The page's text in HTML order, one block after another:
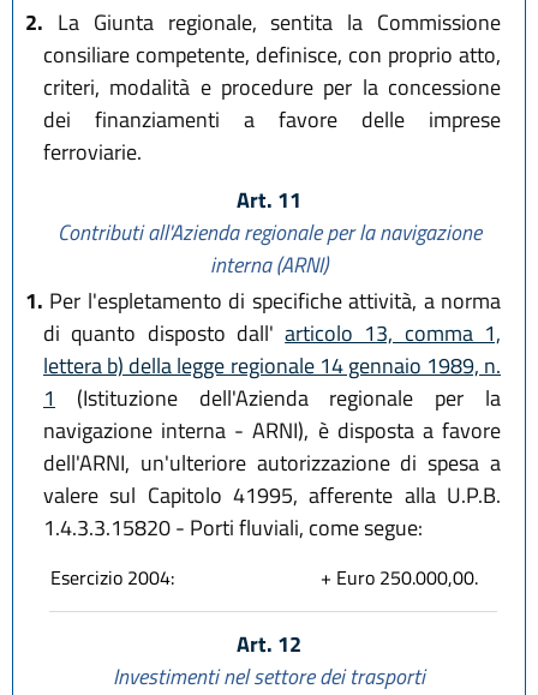
2. La Giunta regionale, sentita la Commissione
consiliare competente, definisce, con proprio atto,
criteri, modalità e procedure per la concessione
dei finanziamenti a favore delle imprese
ferroviarie.
Art. 11
Contributi all'Azienda regionale per la navigazione
interna (ARNI)
1. Per l'espletamento di specifiche attività, a norma
di quanto disposto dall'articolo 13, comma 1,
lettera b) della legge regionale 14 gennaio 1989, n.
1
(Istituzione dell'Azienda regionale per la
navigazione interna - ARNI), è disposta a favore
dell'ARNI, un'ulteriore autorizzazione di spesa a
valere sul Capitolo 41995, afferente alla U.P.B.
1.4.3.3.15820 - Porti fluviali, come segue:
Esercizio 2004: + Euro 250.000,00.
Art. 12
Investimenti nel settore dei trasporti